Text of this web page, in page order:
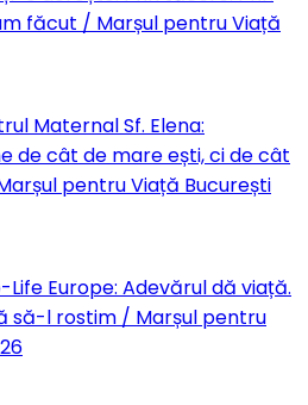
făcut / Marșul pentru Viață
Maternal Sf. Elena:
de cât de mare ești, ci de cât
pentru Viață București
Life Europe: Adevărul dă viață.
să-l rostim / Marșul pentru